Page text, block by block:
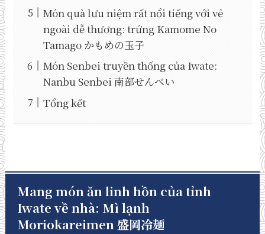
Món quà lưu niệm rất nổi tiếng với vẻ
ngoài dễ thương: trứng Kamome No
Tamago かもめの玉子
Món Senbei truyền thống của Iwate:
Nanbu Senbei 南部せんべい
Tổng kết
Mang món ăn linh hồn của tỉnh
Iwate về nhà: Mì lạnh
Moriokareimen 盛岡冷麺